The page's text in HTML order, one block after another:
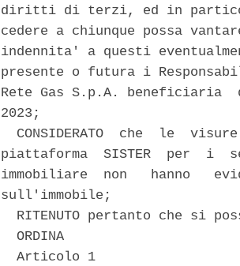
diritti di terzi, ed in
cedere a chiunque possa
indennita' a questi
presente o futura i
Rete Gas S.p.A. beneficiaria
2023;
CONSIDERATO  che  le
piattaforma  SISTER  per
immobiliare  non   hanno
sull'immobile;
RITENUTO pertanto che si
  ORDINA
  Articolo 1